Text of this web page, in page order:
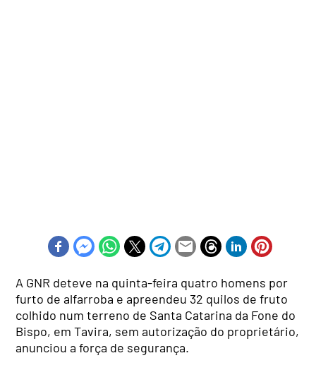
A GNR deteve na quinta-feira quatro homens por
furto de alfarroba e apreendeu 32 quilos de fruto
colhido num terreno de Santa Catarina da Fone do
Bispo, em Tavira, sem autorização do proprietário,
anunciou a força de segurança.